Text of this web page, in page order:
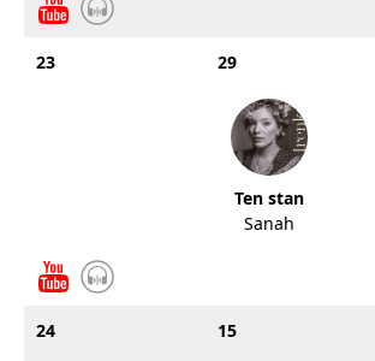
23 29
Ten stan
Sanah
24 15